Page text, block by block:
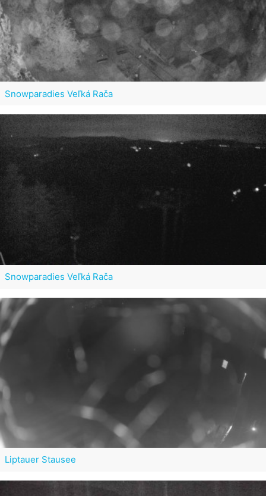
Snowparadies Veľká Rača
Snowparadies Veľká Rača
Liptauer Stausee